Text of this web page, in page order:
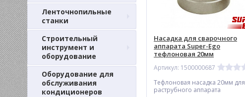
Ленточнопильные
станки
Строительный
инструмент и
оборудование
Оборудование для
обслуживания
кондиционеров
Насадка для сварочного
аппарата Super-Ego
тефлоновая 20мм
Артикул: 1500000687
Тефлоновая насадка 20мм для
раструбного аппарата